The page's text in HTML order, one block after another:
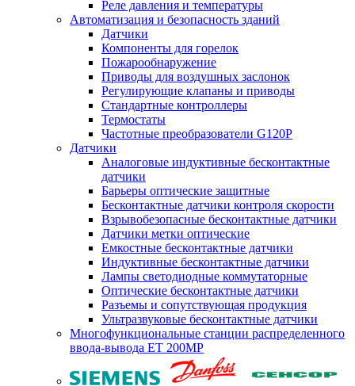
Реле давления и температуры
Автоматизация и безопасность зданий
Датчики
Компоненты для горелок
Пожарообнаружение
Приводы для воздушных заслонок
Регулирующие клапаны и приводы
Стандартные контроллеры
Термостаты
Частотные преобразователи G120P
Датчики
Аналоговые индуктивные бесконтактные
датчики
Барьеры оптические защитные
Бесконтактные датчики контроля скорости
Взрывобезопасные бесконтактные датчики
Датчики метки оптические
Емкостные бесконтактные датчики
Индуктивные бесконтактные датчики
Лампы светодиодные коммутаторные
Оптические бесконтактные датчики
Разъемы и сопутствующая продукция
Ультразвуковые бесконтактные датчики
Многофункциональные станции распределенного
ввода-вывода ET 200MP